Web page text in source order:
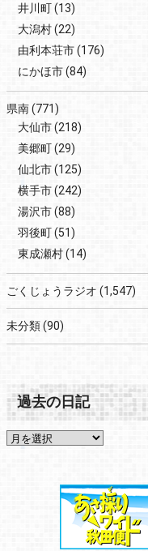
井川町(13)
大潟村(22)
由利本荘市(176)
にかほ市(84)
県南(771)
大仙市(218)
美郷町(29)
仙北市(125)
横手市(242)
湯沢市(88)
羽後町(51)
東成瀬村(14)
ごくじょうラジオ (1,547)
未分類(90)
過去の日記